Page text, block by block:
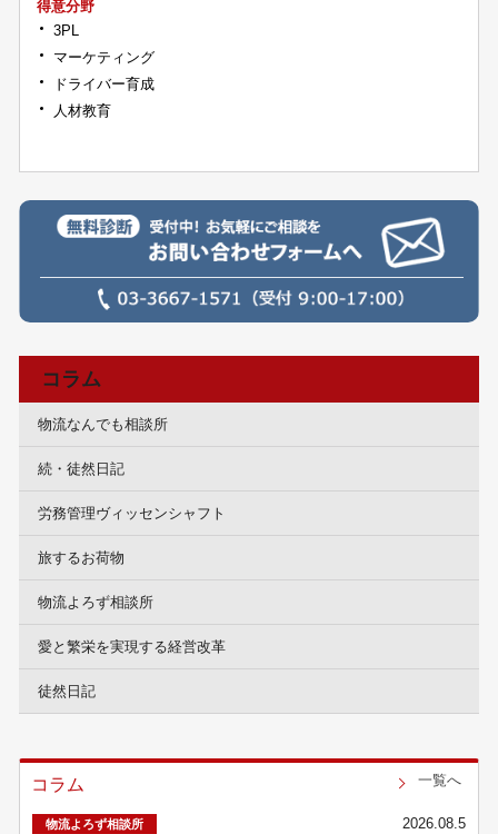
得意分野
3PL
マーケティング
ドライバー育成
人材教育
コラム
物流なんでも相談所
続・徒然日記
労務管理ヴィッセンシャフト
旅するお荷物
物流よろず相談所
愛と繁栄を実現する経営改革
徒然日記
コラム
物流よろず相談所
2026.08.5
一覧へ